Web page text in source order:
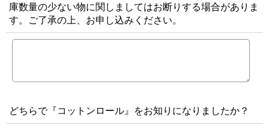
庫数量の少ない物に関しましてはお断りする場合がありま
す。ご了承の上、お申し込みください。
どちらで『コットンロール』をお知りになりましたか？